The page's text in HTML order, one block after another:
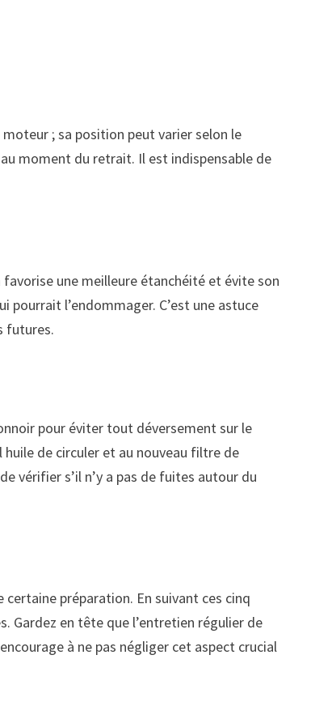
; sa position peut varier selon le
moment du retrait. Il est indispensable de
favorise une meilleure étanchéité et évite son
pourrait l’endommager. C’est une astuce
futures.
pour éviter tout déversement sur le
de circuler et au nouveau filtre de
vérifier s’il n’y a pas de fuites autour du
préparation. En suivant ces cinq
Gardez en tête que l’entretien régulier de
à ne pas négliger cet aspect crucial